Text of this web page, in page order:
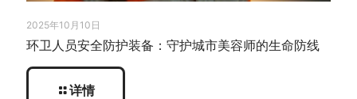
2025年10月10日
环卫人员安全防护装备：守护城市美容师的生命防线
详情